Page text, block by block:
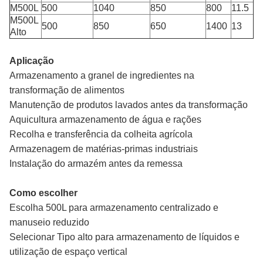
M500L 500 1040 850 800
11.5
M500L
Alto
500 850 650 1400 13
Aplicação
Armazenamento a granel de ingredientes na
transformação de alimentos
Manutenção de produtos lavados antes da transformação
Aquicultura armazenamento de água e rações
Recolha e transferência da colheita agrícola
Armazenagem de matérias-primas industriais
Instalação do armazém antes da remessa
Como escolher
Escolha 500L para armazenamento centralizado e
manuseio reduzido
Selecionar Tipo alto para armazenamento de líquidos e
utilização de espaço vertical